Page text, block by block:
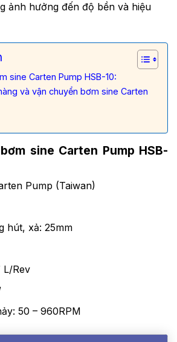
ảnh hưởng đến độ bền và hiệu
sine Carten Pump HSB-10:
và vận chuyển bơm sine Carten
sine Carten Pump HSB-
Pump (Taiwan)
hút, xả: 25mm
L/Rev
50 – 960RPM